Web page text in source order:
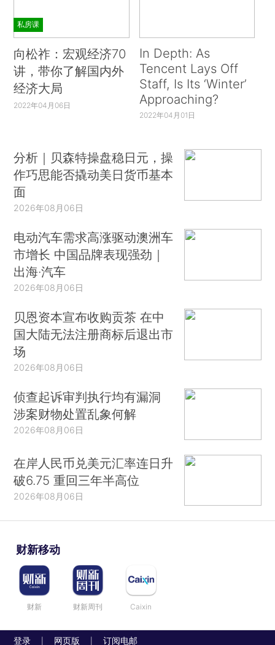
私房课
向松祚：宏观经济70
讲，带你了解国内外
经济大局
2022年04月06日
In Depth: As
Tencent Lays Off
Staff, Is Its ‘Winter’
Approaching?
2022年04月01日
分析｜贝森特操盘稳日元，操
作巧思能否撬动美日货币基本
面
2026年08月06日
电动汽车需求高涨驱动澳洲车
市增长 中国品牌表现强劲｜
出海·汽车
2026年08月06日
贝恩资本宣布收购贡茶 在中
国大陆无法注册商标后退出市
场
2026年08月06日
侦查起诉审判执行均有漏洞
涉案财物处置乱象何解
2026年08月06日
在岸人民币兑美元汇率连日升
破6.75 重回三年半高位
2026年08月06日
财新移动
财新 财新周刊 Caixin
登录 网页版 订阅电邮